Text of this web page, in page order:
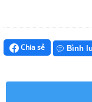
Chia sẻ Bình